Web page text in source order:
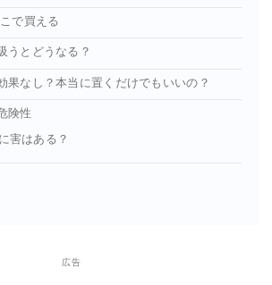
で買える
うとどうなる？
果なし？本当に置くだけでもいいの？
険性
害はある？
広告